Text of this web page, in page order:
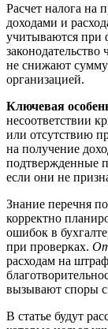
Расчет налога на
доходами и
учитываются при
законодательство
не снижают сумму
организацией.
Ключевая
несоответствии
или отсутствию
на получение
подтвержденные
если они не
Знание перечня
корректно
ошибок в
при проверках.
расходам на
вызывают споры
В статье будут